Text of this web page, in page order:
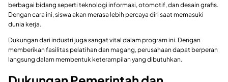
berbagai bidang seperti teknologi informasi, otomotif, dan desain grafis.
Dengan cara ini, siswa akan merasa lebih percaya diri saat memasuki
dunia kerja.
Dukungan dari industri juga sangat vital dalam program ini. Dengan
memberikan fasilitas pelatihan dan magang, perusahaan dapat berperan
langsung dalam membentuk keterampilan yang dibutuhkan.